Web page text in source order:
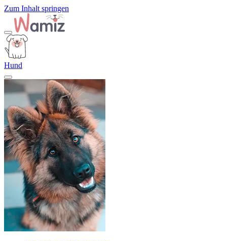
Zum Inhalt springen
Hund